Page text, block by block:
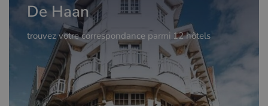
De Haan
trouvez votre correspondance parmi 12 hôtels